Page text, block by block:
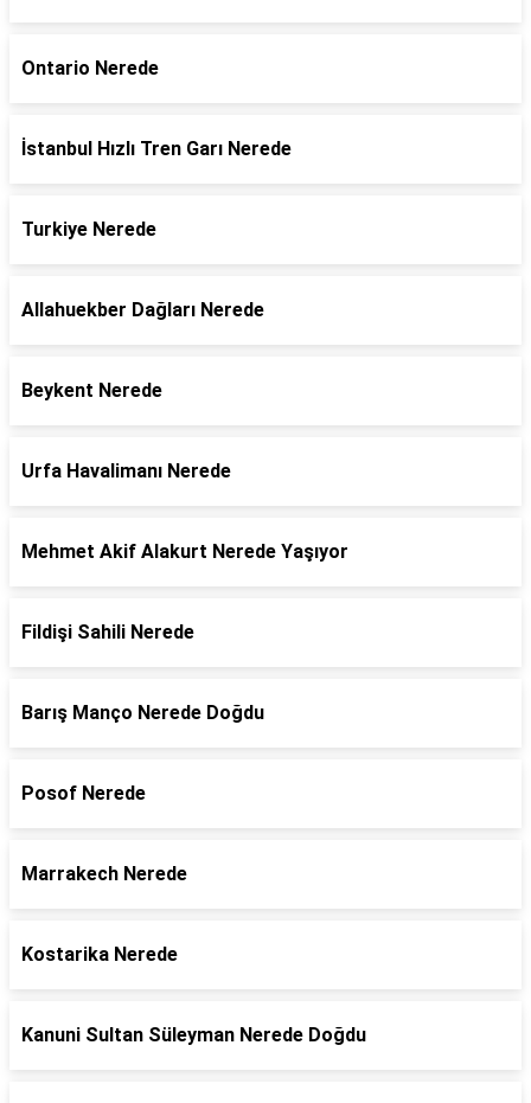
Ontario Nerede
İstanbul Hızlı Tren Garı Nerede
Turkiye Nerede
Allahuekber Dağları Nerede
Beykent Nerede
Urfa Havalimanı Nerede
Mehmet Akif Alakurt Nerede Yaşıyor
Fildişi Sahili Nerede
Barış Manço Nerede Doğdu
Posof Nerede
Marrakech Nerede
Kostarika Nerede
Kanuni Sultan Süleyman Nerede Doğdu